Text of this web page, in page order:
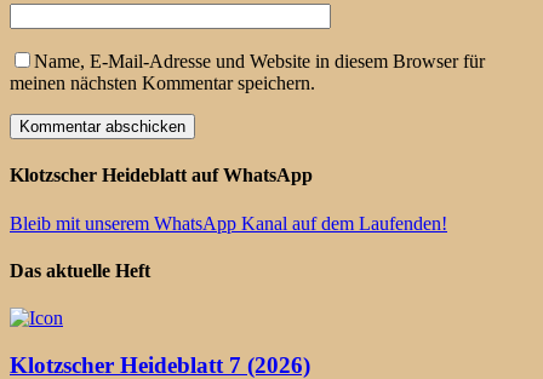
Name, E-Mail-Adresse und Website in diesem Browser für
meinen nächsten Kommentar speichern.
Klotzscher Heideblatt auf WhatsApp
Bleib mit unserem WhatsApp Kanal auf dem Laufenden!
Das aktuelle Heft
Klotzscher Heideblatt 7 (2026)